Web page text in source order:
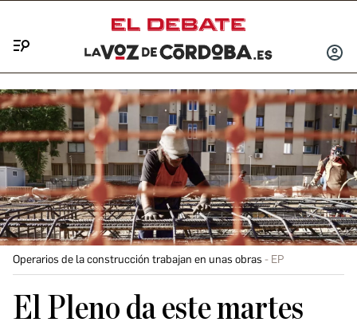
INICIAR
Operarios de la construcción trabajan en unas obras EP
El Pleno da este martes